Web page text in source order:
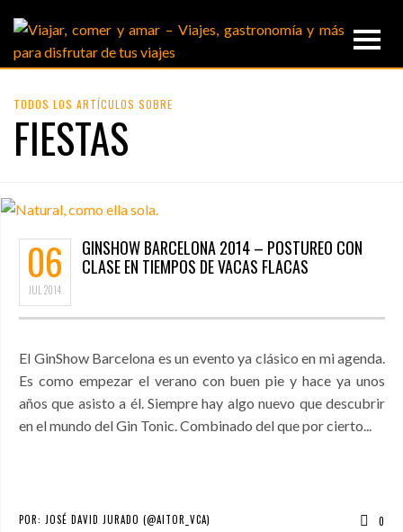
TODOS LOS ARTÍCULOS SOBRE
FIESTAS
06
JUL2014
GINSHOW BARCELONA 2014 – POSTUREO CON
CLASE EN TIEMPOS DE VACAS FLACAS
El GinShow Barcelona es un evento ya clásico en mi agenda.
Es como empezar el verano con buen pie y hace ya unos
años que asisto a él. Siempre hay algo nuevo que descubrir
en el mundo del Gin Tonic. Combinado del que por cierto...
POR: JOSÉ DAVID JURADO (@AITOR_VCA) 0